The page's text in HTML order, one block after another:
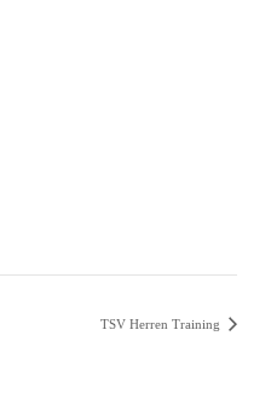
TSV Herren Training